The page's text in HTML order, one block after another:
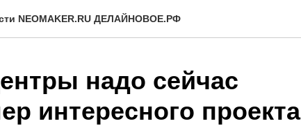
NEOMAKER.RU ДЕЛАЙНОВОЕ.РФ
надо сейчас
интересного проекта